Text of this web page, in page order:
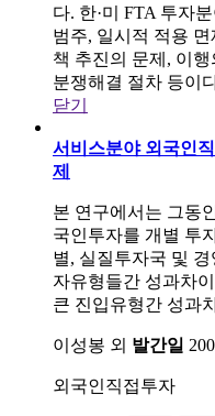
다. 한·미 FTA 투자
범주, 일시적 적용
책 추진의 문제, 이
분쟁해결 절차 등이
닫기
서비스분야 외국인
제
본 연구에서는 그동
국인투자를 개별 투
별, 실질투자국 및
자유형들간 성과차
큰 진입유형간 성과
이성봉 외 발간일
외국인직접투자